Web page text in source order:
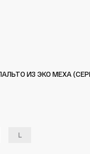
ИЗ ЭКО МЕХА
L